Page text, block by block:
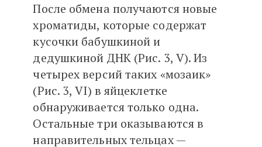
После обмена получаются новые
хроматиды, которые содержат
кусочки бабушкиной и
дедушкиной ДНК (Рис. 3, V). Из
четырех версий таких «мозаик»
(Рис. 3, VI) в яйцеклетке
обнаруживается только одна.
Остальные три оказываются в
направительных тельцах —